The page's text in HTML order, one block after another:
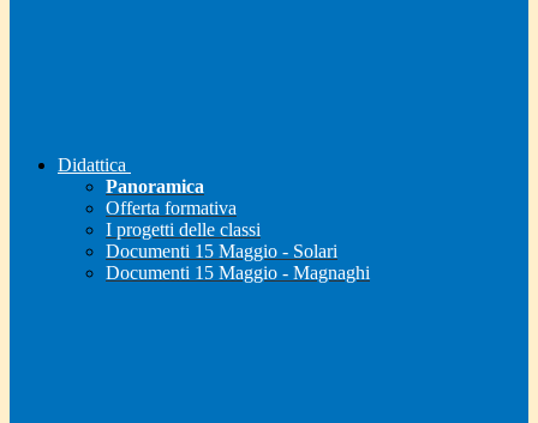
Didattica
Panoramica
Offerta formativa
I progetti delle classi
Documenti 15 Maggio - Solari
Documenti 15 Maggio - Magnaghi